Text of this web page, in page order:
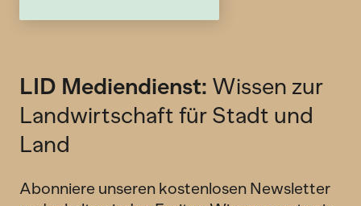
LID Mediendienst: Wissen zur
Landwirtschaft für Stadt und
Land
Abonniere unseren kostenlosen Newsletter